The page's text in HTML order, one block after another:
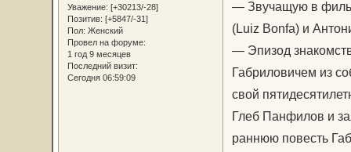
Уважение: [+30213/-28]
Позитив: [+5847/-31]
Пол: Женский
Провел на форуме:
1 год 9 месяцев
Последний визит:
Сегодня 06:59:09
— Звучащую в
(Luiz Bonfa) и
— Эпизод
Габриловичем из
свой
Глеб Панфилов и
раннюю повесть